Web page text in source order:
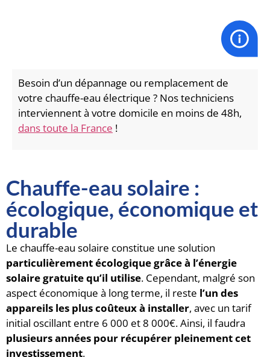
Besoin d’un dépannage ou remplacement de
votre chauffe-eau électrique ? Nos techniciens
interviennent à votre domicile en moins de 48h,
dans toute la France !
Chauffe-eau solaire :
écologique, économique et
durable
Le chauffe-eau solaire constitue une solution
particulièrement écologique grâce à l’énergie
solaire gratuite qu’il utilise. Cependant, malgré son
aspect économique à long terme, il reste l’un des
appareils les plus coûteux à installer, avec un tarif
initial oscillant entre 6 000 et 8 000€. Ainsi, il faudra
plusieurs années pour récupérer pleinement cet
investissement.